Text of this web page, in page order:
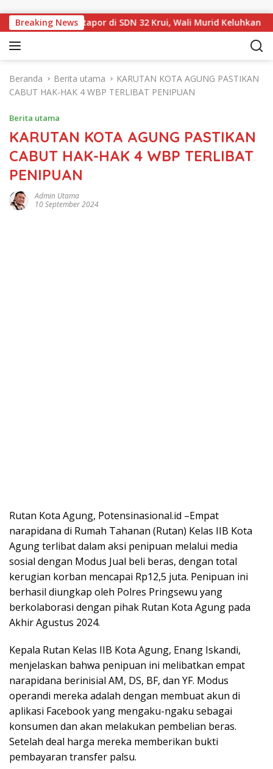
Breaking News
Sampul Rapor di SDN 32 Krui, Wali Murid Keluhkan Biaya
Beranda Berita utama
KARUTAN KOTA AGUNG PASTIKAN
CABUT HAK-HAK 4 WBP TERLIBAT PENIPUAN
Berita utama
KARUTAN KOTA AGUNG PASTIKAN
CABUT HAK-HAK 4 WBP TERLIBAT
PENIPUAN
Admin Utama
10 September 2024
Rutan Kota Agung, Potensinasional.id –Empat
narapidana di Rumah Tahanan (Rutan) Kelas IIB Kota
Agung terlibat dalam aksi penipuan melalui media
sosial dengan Modus Jual beli beras, dengan total
kerugian korban mencapai Rp12,5 juta. Penipuan ini
berhasil diungkap oleh Polres Pringsewu yang
berkolaborasi dengan pihak Rutan Kota Agung pada
Akhir Agustus 2024.
Kepala Rutan Kelas IIB Kota Agung, Enang Iskandi,
menjelaskan bahwa penipuan ini melibatkan empat
narapidana berinisial AM, DS, BF, dan YF. Modus
operandi mereka adalah dengan membuat akun di
aplikasi Facebook yang mengaku-ngaku sebagai
konsumen dan akan melakukan pembelian beras.
Setelah deal harga mereka memberikan bukti
pembayaran transfer palsu.